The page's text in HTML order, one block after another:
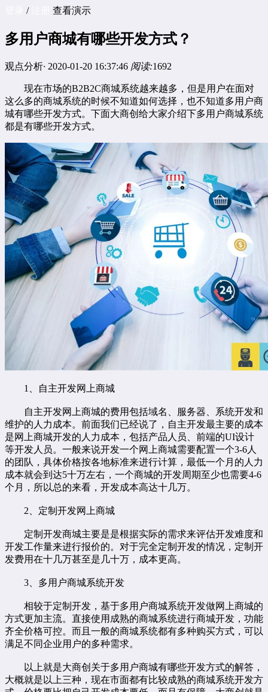
/注册 查看演示
多用户商城有哪些开发方式？
观点分析· 2020-01-20 16:37:46 阅读:1692
现在市场的B2B2C商城系统越来越多，但是用户在面对
这么多的商城系统的时候不知道如何选择，也不知道多用户商
城有哪些开发方式。下面大商创给大家介绍下多用户商城系统
都是有哪些开发方式。
1、自主开发网上商城
自主开发网上商城的费用包括域名、服务器、系统开发和
维护的人力成本。前面我们已经说了，自主开发最主要的成本
是网上商城开发的人力成本，包括产品人员、前端的UI设计
等开发人员。一般来说开发一个网上商城需要配置一个3-6人
的团队，具体价格按各地标准来进行计算，最低一个月的人力
成本就会到达5十万左右，一个商城的开发周期至少也需要4-6
个月，所以总的来看，开发成本高达十几万。
2、定制开发网上商城
定制开发商城主要是是根据实际的需求来评估开发难度和
开发工作量来进行报价的。对于完全定制开发的情况，定制开
发费用在十几万甚至是几十万，成本更高。
3、多用户商城系统开发
相较于定制开发，基于多用户商城系统开发做网上商城的
方式更加主流。直接使用成熟的商城系统进行商城开发，功能
齐全价格可控。而且一般的商城系统都有多种购买方式，可以
满足不同企业用户的多种需求。
以上就是大商创关于多用户商城有哪些开发方式的解答，
大概就是以上三种，现在市面都有比较成熟的商城系统开发方